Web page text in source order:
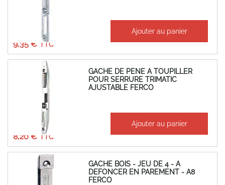
9,35 €
Ajouter au panier
GACHE DE PENE A TOUPILLER
POUR SERRURE TRIMATIC
AJUSTABLE FERCO
8,20 €
Ajouter au panier
GACHE BOIS - JEU DE 4 - A
DEFONCER EN PAREMENT - A8
FERCO